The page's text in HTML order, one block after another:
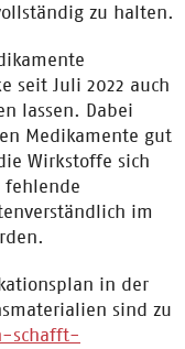
zu halten.
seit Juli 2022 auch
lassen. Dabei
Medikamente gut
Wirkstoffe sich
fehlende
im
in der
sind zu
schafft-